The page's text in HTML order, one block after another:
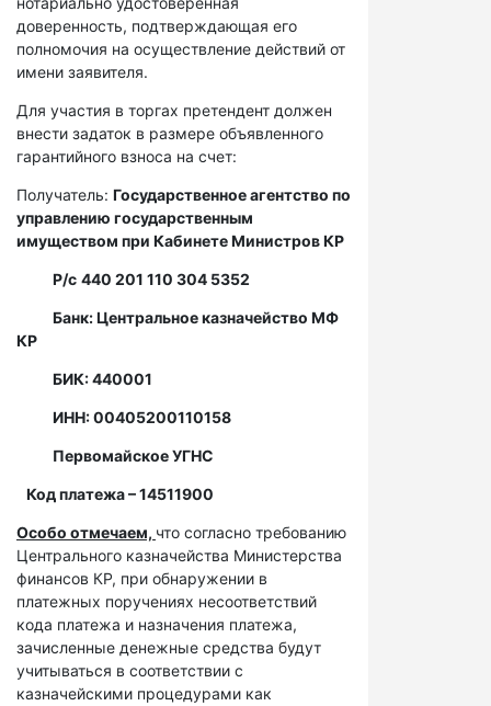
доверенность, подтверждающая его
полномочия на осуществление действий от
имени заявителя.
Для участия в торгах претендент должен
внести задаток в размере объявленного
гарантийного взноса на счет:
Получатель: Государственное агентство по
управлению государственным
имуществом при Кабинете Министров КР
Р/с 440 201 110 304 5352
Банк: Центральное казначейство МФ
КР
БИК: 440001
ИНН: 00405200110158
Первомайское УГНС
Код платежа – 14511900
Особо отмечаем, что согласно требованию
Центрального казначейства Министерства
финансов КР, при обнаружении в
платежных поручениях несоответствий
кода платежа и назначения платежа,
зачисленные денежные средства будут
учитываться в соответствии с
казначейскими процедурами как